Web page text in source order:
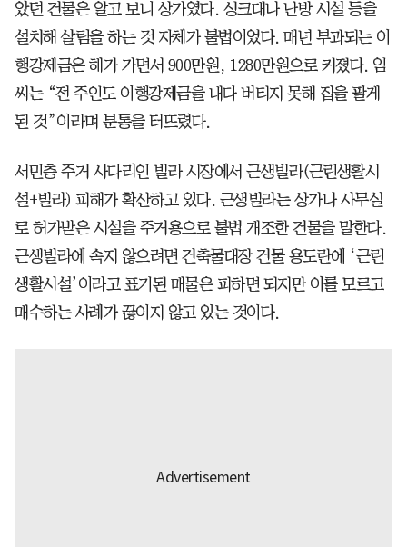
았던 건물은 알고 보니 상가였다. 싱크대나 난방 시설 등을
설치해 살림을 하는 것 자체가 불법이었다. 매년 부과되는 이
행강제금은 해가 가면서 900만원, 1280만원으로 커졌다. 임
씨는 “전 주인도 이행강제금을 내다 버티지 못해 집을 팔게
된 것”이라며 분통을 터뜨렸다.
서민층 주거 사다리인 빌라 시장에서 근생빌라(근린생활시
설+빌라) 피해가 확산하고 있다. 근생빌라는 상가나 사무실
로 허가받은 시설을 주거용으로 불법 개조한 건물을 말한다.
근생빌라에 속지 않으려면 건축물대장 건물 용도란에 ‘근린
생활시설’이라고 표기된 매물은 피하면 되지만 이를 모르고
매수하는 사례가 끊이지 않고 있는 것이다.